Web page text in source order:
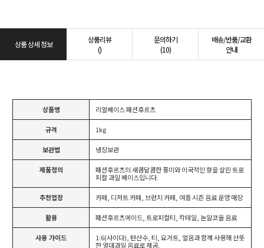
상품 상세 정보
상품리뷰
()
문의하기
(10)
배송/반품/교환
안내
상품명 리얼베이스 패션후르츠
규격 1kg
보관법 냉장보관
제품정의
패션후르츠의 새콤달콤한 풍미와 이국적인 향을 살린 트로
피컬 과일 베이스입니다.
추천업장 카페, 디저트 카페, 브런치 카페, 여름 시즌 음료 운영 매장
활용 패션후르츠에이드, 트로피컬티, 칵테일, 논알코올 음료
사용 가이드
1:6(사이다), 탄산수, 티, 요거트, 얼음과 함께 사용해 산뜻
한 열대과일 음료로 제공.